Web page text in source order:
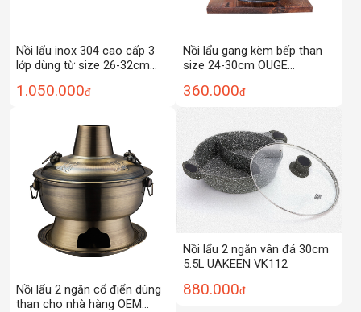
Nồi lẩu inox 304 cao cấp 3
lớp dùng từ size 26-32cm
1.050.000đ
Nồi lẩu gang kèm bếp than
size 24-30cm OUGE
360.000đ
Nồi lẩu 2 ngăn cổ điển dùng
than cho nhà hàng OEM
Nồi lẩu 2 ngăn vân đá 30cm
5.5L UAKEEN VK112
880.000đ